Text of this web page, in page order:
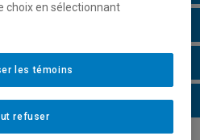
choix en sélectionnant
refuser
les témoins